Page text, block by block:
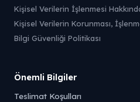
Kişisel Verilerin İşlenmesi
Kişisel Verilerin Korunması,
Bilgi Güvenliği Politikası
Önemli Bilgiler
Teslimat Koşulları